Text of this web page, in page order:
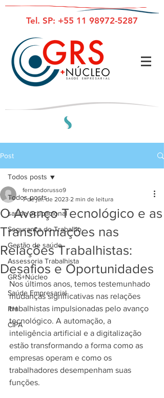
Tel. SP: +55 11 98972-5287
Post
Todos posts
saúde ocupacional
Segurança do Trabalho
Gestão de saúde
Assessoria Trabalhista
GRS+Núcleo
Saúde Empresarial
RH
CIPA
Todos posts
O Avanço Tecnológico e as
Transformações nas
Relações Trabalhistas:
Desafios e Oportunidades
fernandorusso9
7 de jul. de 2023 2 min de leitura
Nos últimos anos, temos testemunhado
mudanças significativas nas relações
trabalhistas impulsionadas pelo avanço
tecnológico. A automação, a
inteligência artificial e a digitalização
estão transformando a forma como as
empresas operam e como os
trabalhadores desempenham suas
funções.